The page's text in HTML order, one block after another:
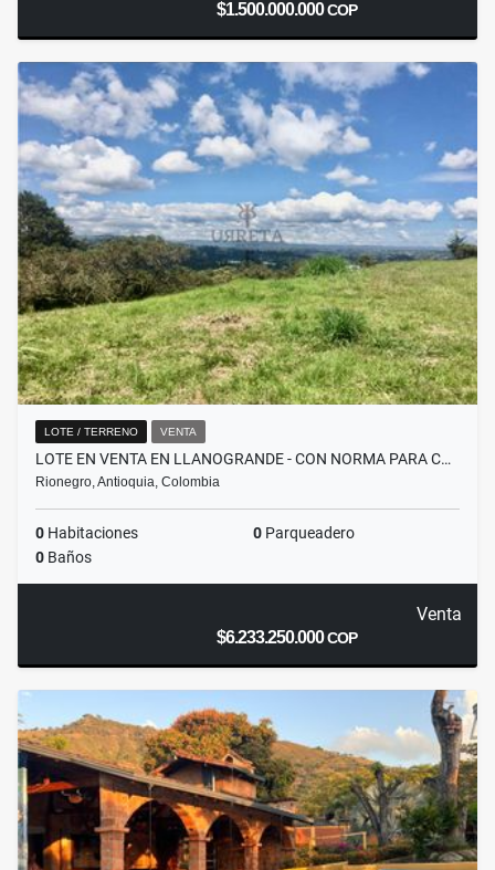
$1.500.000.000COP
LOTE / TERRENO VENTA
LOTE EN VENTA EN LLANOGRANDE - CON NORMA PARA C…
Rionegro, Antioquia, Colombia
0 Habitaciones 0 Parqueadero
0 Baños
Venta
$6.233.250.000COP